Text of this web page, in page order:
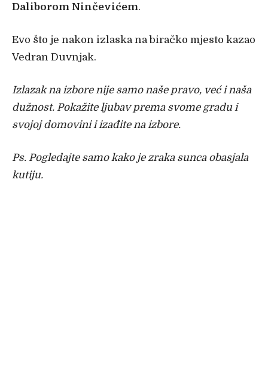
Daliborom Ninčevićem.
Evo što je nakon izlaska na biračko mjesto kazao
Vedran Duvnjak.
Izlazak na izbore nije samo naše pravo, već i naša
dužnost. Pokažite ljubav prema svome gradu i
svojoj domovini i izađite na izbore.
Ps. Pogledajte samo kako je zraka sunca obasjala
kutiju.